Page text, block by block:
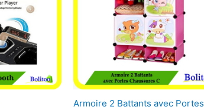
Armoire 2 Battants avec Portes